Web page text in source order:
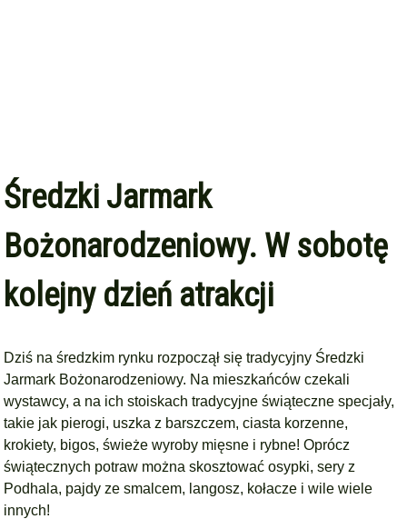
Średzki Jarmark
Bożonarodzeniowy. W sobotę
kolejny dzień atrakcji
Dziś na średzkim rynku rozpoczął się tradycyjny Średzki
Jarmark Bożonarodzeniowy. Na mieszkańców czekali
wystawcy, a na ich stoiskach tradycyjne świąteczne specjały,
takie jak pierogi, uszka z barszczem, ciasta korzenne,
krokiety, bigos, świeże wyroby mięsne i rybne! Oprócz
świątecznych potraw można skosztować osypki, sery z
Podhala, pajdy ze smalcem, langosz, kołacze i wile wiele
innych!